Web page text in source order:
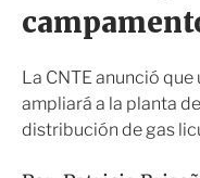
La CNTE anunció
ampliará a la planta
distribución de gas